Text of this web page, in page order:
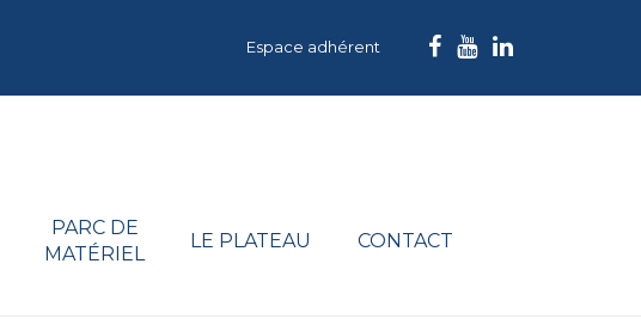
Espace adhérent
PARC DE
MATÉRIEL
LE PLATEAU CONTACT